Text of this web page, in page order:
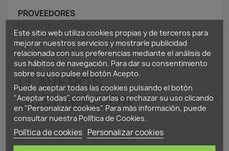
PROVEEDORES
LLAVEROS
SUBLIMACION
No hay productos disponibles
Este sitio web utiliza cookies propias y de terceros para
mejorar nuestros servicios y mostrarle publicidad
relacionada con sus preferencias mediante el análisis de
sus hábitos de navegación. Para dar su consentimiento
sobre su uso pulse el botón Acepto.
Puede aceptar todas las cookies pulsando el botón
"Aceptar todas", configurarlas o rechazar su uso clicando
en "Personalizar cookies". Para más información, puede
consultar nuestra Política de Cookies.
Política de cookies Personalizar cookies